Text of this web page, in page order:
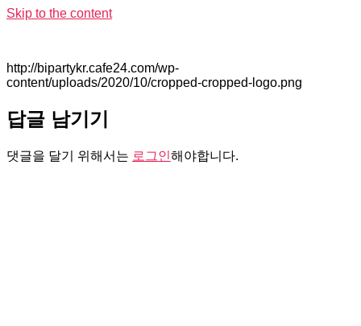
Skip to the content
http://bipartykr.cafe24.com/wp-
content/uploads/2020/10/cropped-cropped-logo.png
답글 남기기
댓글을 달기 위해서는 로그인해야합니다.